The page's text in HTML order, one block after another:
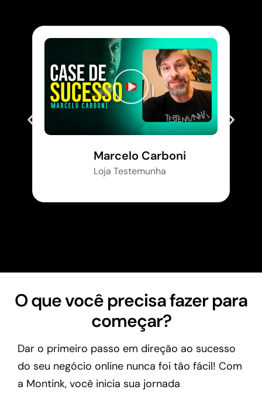
Marcelo Carboni
Loja Testemunha
O que você precisa fazer para
começar?
Dar o primeiro passo em direção ao sucesso
do seu negócio online nunca foi tão fácil! Com
a Montink, você inicia sua jornada